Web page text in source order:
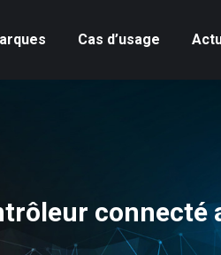
Cas d’usage
connecté